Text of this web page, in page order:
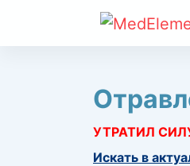
УТРАТИЛ
Искать в